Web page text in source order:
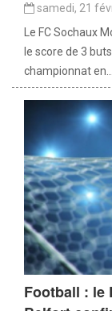
samedi, 21
Le FC Sochaux
le score de 3
championnat en...
Football : le